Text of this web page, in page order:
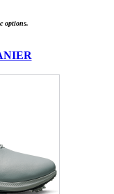
options.